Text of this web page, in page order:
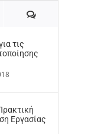
Σχόλια
τις
Εργασίας